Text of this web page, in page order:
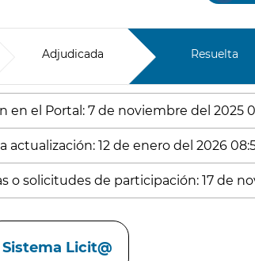
Adjudicada Resuelta
en el Portal: 7 de noviembre del 2025
actualización: 12 de enero del 2026
solicitudes de participación: 17 de
Sistema Licit@